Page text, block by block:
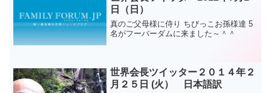
るという基準を立てよ...
日（日）
真のご父母様に侍り ちびっこお孫様達 5
名がフーバーダムに来ました～＾＾
世界会長ツイッター２０１４年２
月２５日 (火） 日本語訳